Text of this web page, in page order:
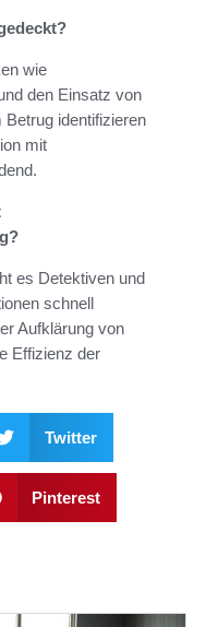
wie
den Einsatz von
identifizieren
mit
es Detektiven und
schnell
Aufklärung von
Effizienz der
Twitter
Pinterest